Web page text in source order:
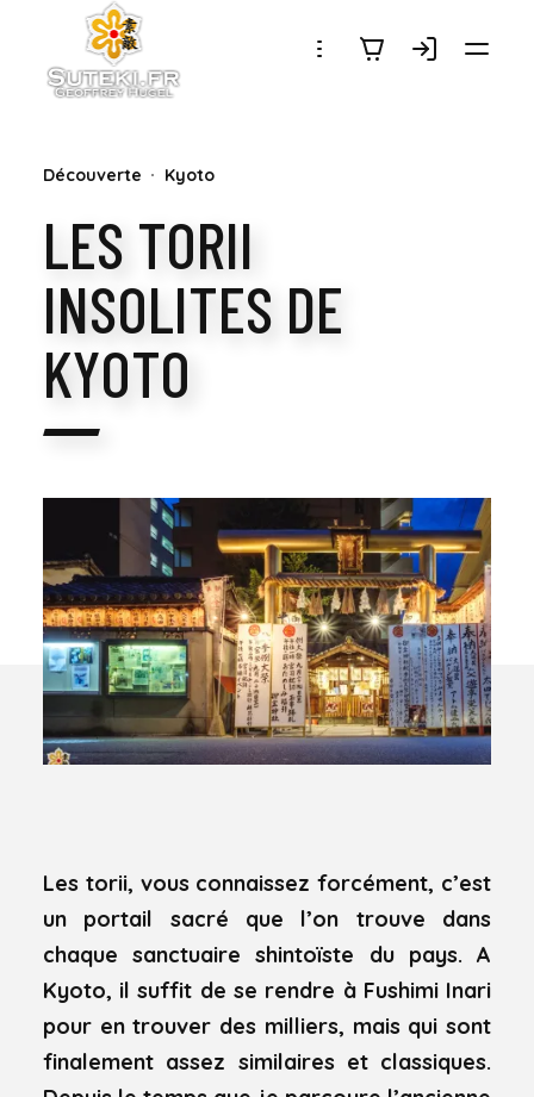
SUTEKI.FR
Découverte Kyoto
LES TORII
INSOLITES DE
KYOTO
Les torii, vous connaissez forcément, c’est
un portail sacré que l’on trouve dans
chaque sanctuaire shintoïste du pays. A
Kyoto, il suffit de se rendre à Fushimi Inari
pour en trouver des milliers, mais qui sont
finalement assez similaires et classiques.